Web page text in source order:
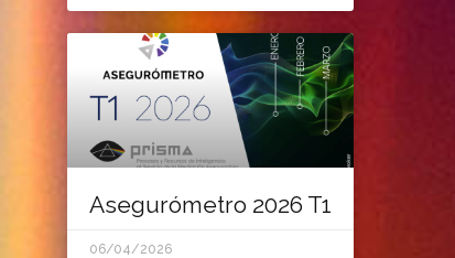
Asegurómetro 2026 T1
06/04/2026